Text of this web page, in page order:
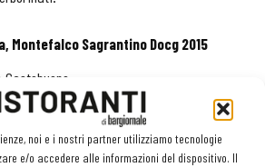
noi e i nostri partner utilizziamo tecnologie
e/o accedere alle informazioni del dispositivo. Il
Montefalco Sagrantino Docg 2015